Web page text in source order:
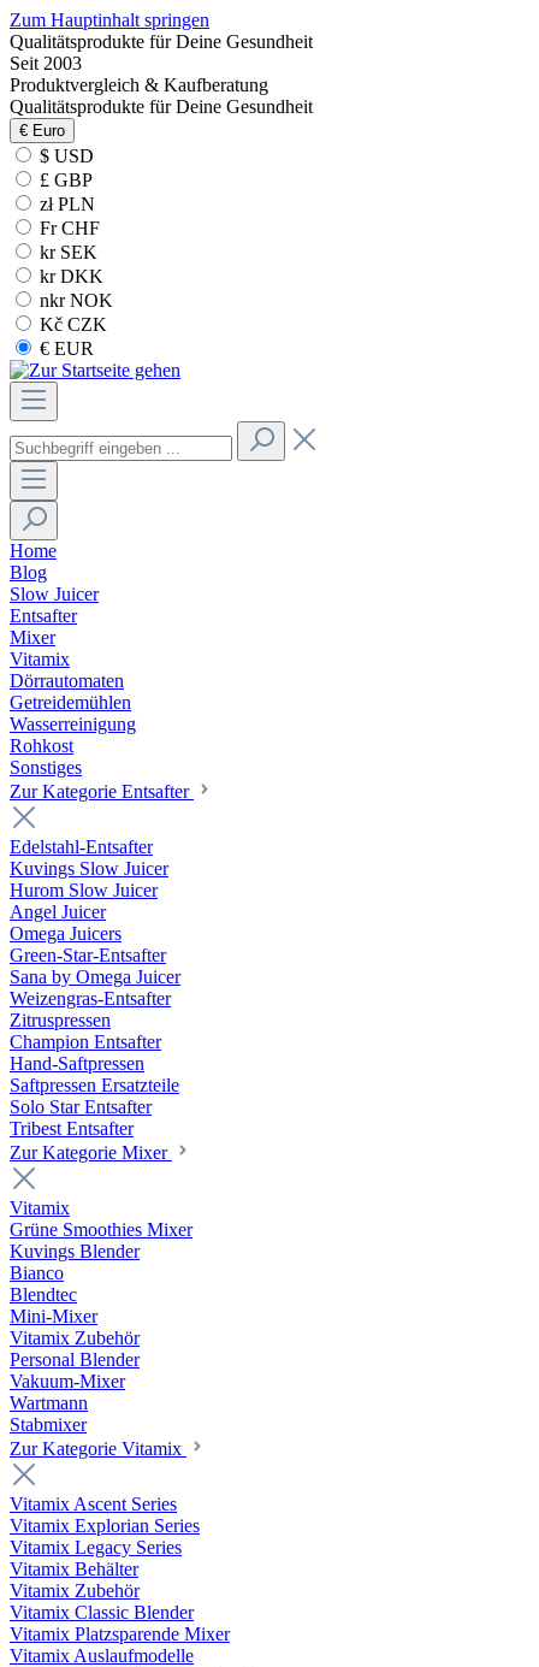
Zum Hauptinhalt springen
Qualitätsprodukte für Deine Gesundheit
Seit 2003
Produktvergleich & Kaufberatung
Qualitätsprodukte für Deine Gesundheit
€ Euro
$ USD
£ GBP
zł PLN
Fr CHF
kr SEK
kr DKK
nkr NOK
Kč CZK
€ EUR
Home
Blog
Slow Juicer
Entsafter
Mixer
Vitamix
Dörrautomaten
Getreidemühlen
Wasserreinigung
Rohkost
Sonstiges
Zur Kategorie Entsafter
Edelstahl-Entsafter
Kuvings Slow Juicer
Hurom Slow Juicer
Angel Juicer
Omega Juicers
Green-Star-Entsafter
Sana by Omega Juicer
Weizengras-Entsafter
Zitruspressen
Champion Entsafter
Hand-Saftpressen
Saftpressen Ersatzteile
Solo Star Entsafter
Tribest Entsafter
Zur Kategorie Mixer
Vitamix
Grüne Smoothies Mixer
Kuvings Blender
Bianco
Blendtec
Mini-Mixer
Vitamix Zubehör
Personal Blender
Vakuum-Mixer
Wartmann
Stabmixer
Zur Kategorie Vitamix
Vitamix Ascent Series
Vitamix Explorian Series
Vitamix Legacy Series
Vitamix Behälter
Vitamix Zubehör
Vitamix Classic Blender
Vitamix Platzsparende Mixer
Vitamix Auslaufmodelle